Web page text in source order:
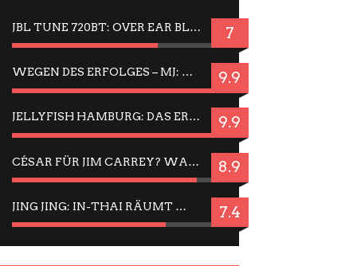
JBL TUNE 720BT: OVER EAR BLUETOOTH KOPFHÖRER UM DIE 50,-€ IM DAUER-TEST 7
WEGEN DES ERFOLGES – MJ: MICHAEL JACKSON MUSICAL IN EINER MATINEE SEHEN 9.9
JELLYFISH HAMBURG: DAS ERFOLGREICHE SOMMER-MENÜ 2025 IN GEFÜHLEN UND BILDERN 9.9
CÉSAR FÜR JIM CARREY? WARUM DAS EINER DER NERVIGSTEN ACTORS IST UND BLEIBT 8.9
JING JING: IN-THAI RÄUMT WIEDER TITEL AB – EIN ZWEI-STUNDEN-ERLEBNISBERICHT 7.4